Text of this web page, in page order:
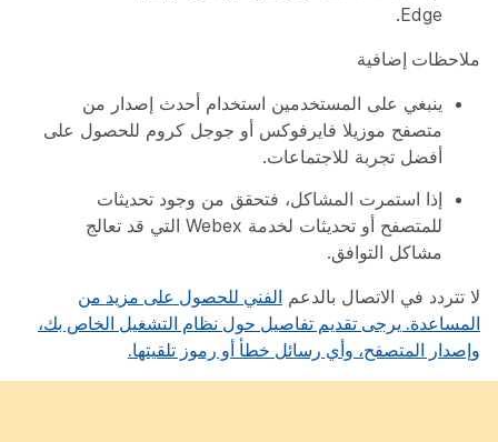
Edge.
ملاحظات إضافية
ينبغي على المستخدمين استخدام أحدث إصدار من
متصفح موزيلا فايرفوكس أو جوجل كروم للحصول على
أفضل تجربة للاجتماعات.
إذا استمرت المشاكل، فتحقق من وجود تحديثات
للمتصفح أو تحديثات لخدمة Webex التي قد تعالج
مشاكل التوافق.
لا تتردد في الاتصال بالدعم الفني للحصول على مزيد من
المساعدة. يرجى تقديم تفاصيل حول نظام التشغيل الخاص بك،
وإصدار المتصفح، وأي رسائل خطأ أو رموز تلقيتها.